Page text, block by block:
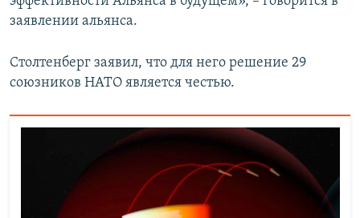
заявлении альянса.
Столтенберг заявил, что для него решение 29
союзников НАТО является честью.